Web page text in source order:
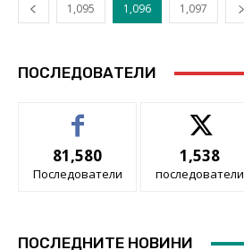
1,095 1,096 1,097
ПОСЛЕДОВАТЕЛИ
81,580
Последователи
1,538
последователи
ПОСЛЕДНИТЕ НОВИНИ